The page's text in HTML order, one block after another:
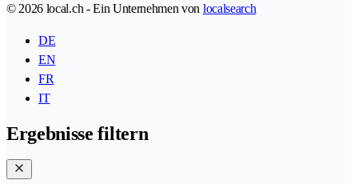
© 2026 local.ch - Ein Unternehmen von localsearch
DE
EN
FR
IT
Ergebnisse filtern